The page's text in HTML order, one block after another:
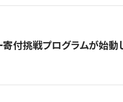
付挑戦プログラムが始動